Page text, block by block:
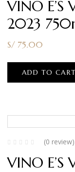
VINO
2023
S/ 75.00
ADD TO CART
(0 review)
VINO E’S